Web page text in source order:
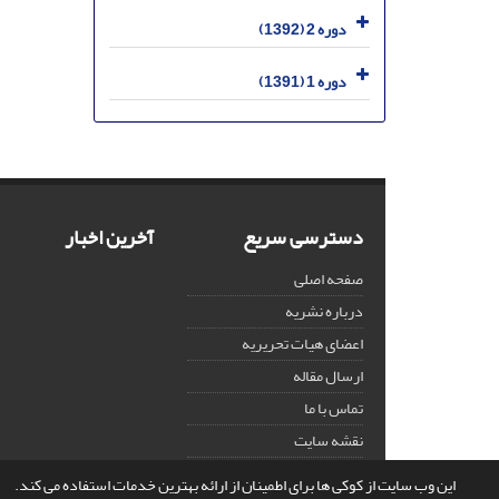
این وب سایت از کوکی ها برای اطمینان از ارائه بهترین خدمات استفاده می کند.
دوره 2 (1392)
دوره 1 (1391)
دسترسی سریع
صفحه اصلی
درباره نشریه
اعضای هیات تحریریه
ارسال مقاله
تماس با ما
نقشه سایت
آخرین اخبار